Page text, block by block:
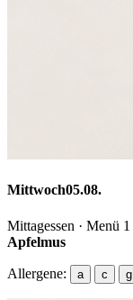
Mittwoch05.08.
Mittagessen · Menü 1
Apfelmus
Allergene: a c g